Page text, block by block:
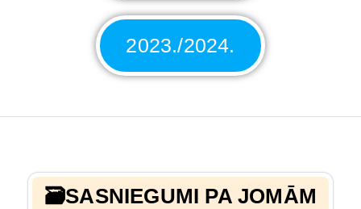
2023./2024.
🗃️SASNIEGUMI PA JOMĀM